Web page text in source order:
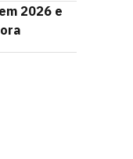
2026 e